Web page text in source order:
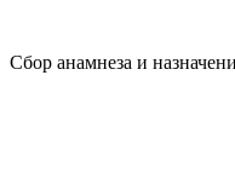
Сбор анамнеза и